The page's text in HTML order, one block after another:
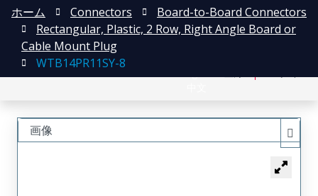
ホーム Connectors
Board-to-Board Connectors
Rectangular, Plastic, 2 Row, Right Angle Board or
Cable Mount Plug
WTB14PR11SY-8
画像